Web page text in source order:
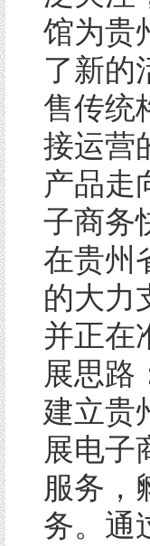
馆为贵
了新的
售传统
接运营
产品走
子商务
在贵州
的大力
并正在
展思路
建立贵
展电子
服务，
务。通